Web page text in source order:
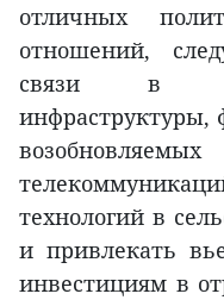
отличных
отношений,
связи в
инфраструктуры,
технологий в
и привлекать
инвестициям в